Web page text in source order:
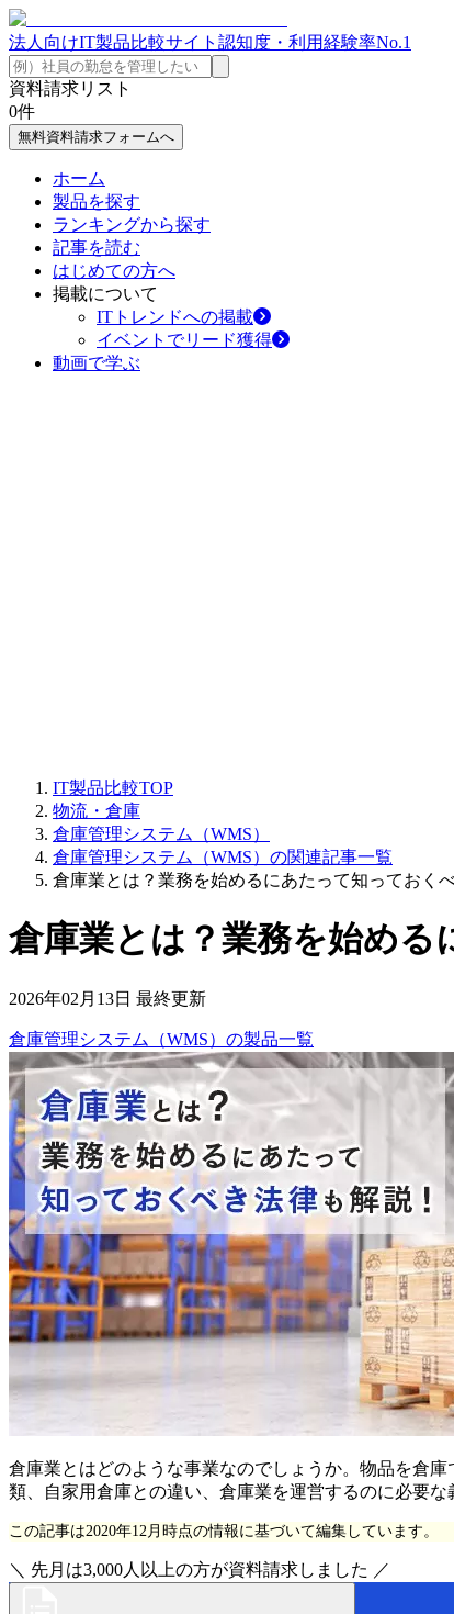
法人向けIT製品比較サイト 認知度・利用経験率No.1
資料請求リスト
0件
無料資料請求フォームへ
ホーム
製品を探す
ランキングから探す
記事を読む
はじめての方へ
掲載について
ITトレンドへの掲載
イベントでリード獲得
動画で学ぶ
IT製品比較TOP
物流・倉庫
倉庫管理システム（WMS）
倉庫管理システム（WMS）の関連記事一覧
倉庫業とは？業務を始めるにあたって知っておく
倉庫業とは？業務を始め
2026年02月13日 最終更新
倉庫管理システム（WMS） の製品一覧
倉庫業とはどのような事業なのでしょうか。物品を倉
類、自家用倉庫との違い、倉庫業を運営するのに必要
この記事は2020年12月時点の情報に基づいて編集しています。
＼ 先月は3,000人以上の方が資料請求しました ／